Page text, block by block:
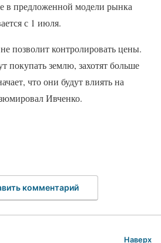
в предложенной модели рынка
с 1 июля.
позволит контролировать цены.
покупать землю, захотят больше
что они будут влиять на
Ивченко.
комментарий
Наверх